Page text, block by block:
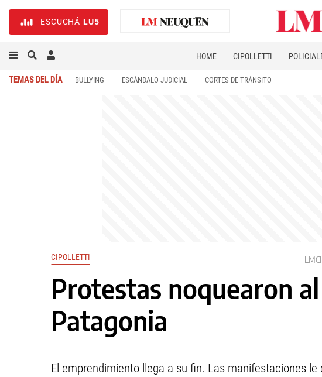
ESCUCHÁ LU5
HOME CIPOLLETTI
TEMAS DEL DÍA BULLYING ESCÁNDALO JUDICIAL CORTES DE TRÁNSITO
CIPOLLETTI
Protestas noquearon
Patagonia
El emprendimiento llega a su fin. Las manifestaciones